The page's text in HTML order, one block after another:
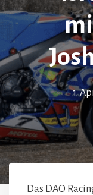
1.
Das DAO